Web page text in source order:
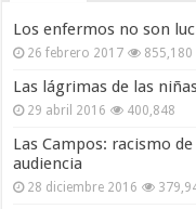
Los enfermos no son
26 febrero 2017 855,180
Las lágrimas de las
29 abril 2016 400,848
Las Campos: racismo
audiencia
28 diciembre 2016